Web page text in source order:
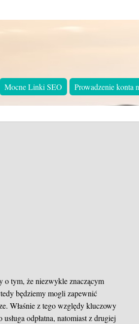
Mocne Linki SEO Prowadzenie konta
tym, że niezwykle znaczącym
będziemy mogli zapewnić
Właśnie z tego względy kluczowy
odpłatna, natomiast z drugiej